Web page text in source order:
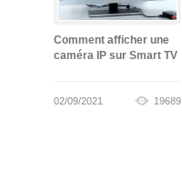
Comment afficher une
caméra IP sur Smart TV
02/09/2021 19689